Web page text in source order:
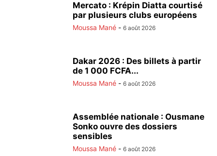
Mercato : Krépin Diatta courtisé
par plusieurs clubs européens
Moussa Mané - 6 août 2026
Dakar 2026 : Des billets à partir
de 1 000 FCFA...
Moussa Mané - 6 août 2026
Assemblée nationale : Ousmane
Sonko ouvre des dossiers
sensibles
Moussa Mané - 6 août 2026